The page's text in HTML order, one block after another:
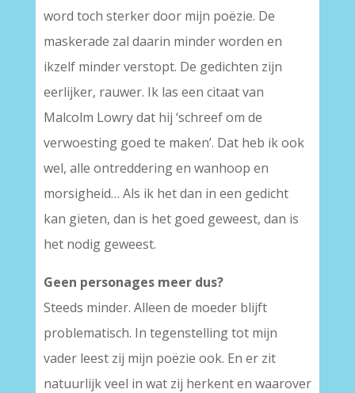
word toch sterker door mijn poëzie. De
maskerade zal daarin minder worden en
ikzelf minder verstopt. De gedichten zijn
eerlijker, rauwer. Ik las een citaat van
Malcolm Lowry dat hij ‘schreef om de
verwoesting goed te maken’. Dat heb ik ook
wel, alle ontreddering en wanhoop en
morsigheid… Als ik het dan in een gedicht
kan gieten, dan is het goed geweest, dan is
het nodig geweest.
Geen personages meer dus?
Steeds minder. Alleen de moeder blijft
problematisch. In tegenstelling tot mijn
vader leest zij mijn poëzie ook. En er zit
natuurlijk veel in wat zij herkent en waarover